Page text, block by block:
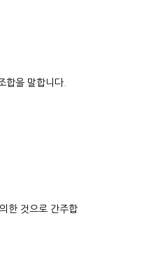
합을 말합니다.
한 것으로 간주합